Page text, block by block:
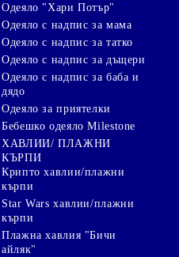
Одеяло "Хари Потър"
Одеяло с надпис за мама
Одеяло с надпис за татко
Одеяло с надпис за дъщери
Одеяло с надпис за баба и
дядо
Одеяло за приятелки
Бебешко одеяло Milestone
ХАВЛИИ/ ПЛАЖНИ
КЪРПИ
Крипто хавлии/плажни
кърпи
Star Wars хавлии/плажни
кърпи
Плажна хавлия "Бичи
айляк"